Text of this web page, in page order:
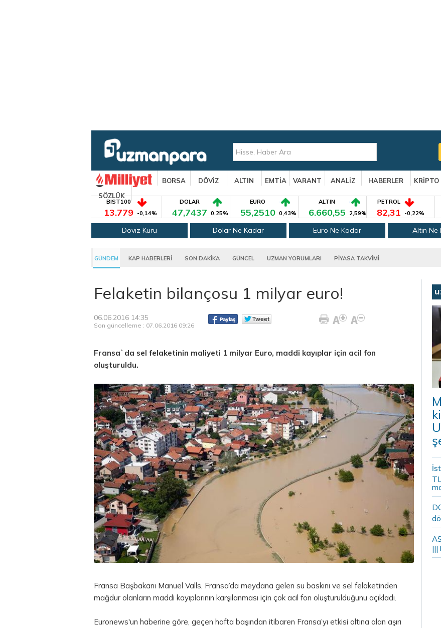
BORSA DÖVİZ ALTIN EMTİA VARANT ANALİZ HABERLER KRİPTO
SÖZLÜK
BIST100
13.779 -0,14%
DOLAR
47,7437 0,25%
EURO
55,2510 0,43%
ALTIN
6.660,55 2,59%
PETROL
82,31 -0,22%
Döviz Kuru Dolar Ne Kadar Euro Ne Kadar Altın
GÜNDEM KAP HABERLERİ SON DAKİKA GÜNCEL UZMAN YORUMLARI PİYASA TAKVİMİ
Felaketin bilançosu 1 milyar euro!
06.06.2016 14:35
Son güncelleme : 07.06.2016 09:26
Fransa`da sel felaketinin maliyeti 1 milyar Euro, maddi kayıplar için acil fon
oluşturuldu.
Fransa Başbakanı Manuel Valls, Fransa’da meydana gelen su baskını ve sel felaketinden
mağdur olanların maddi kayıplarının karşılanması için çok acil fon oluşturulduğunu açıkladı.
Euronews'un haberine göre, geçen hafta başından itibaren Fransa’yı etkisi altına alan aşırı